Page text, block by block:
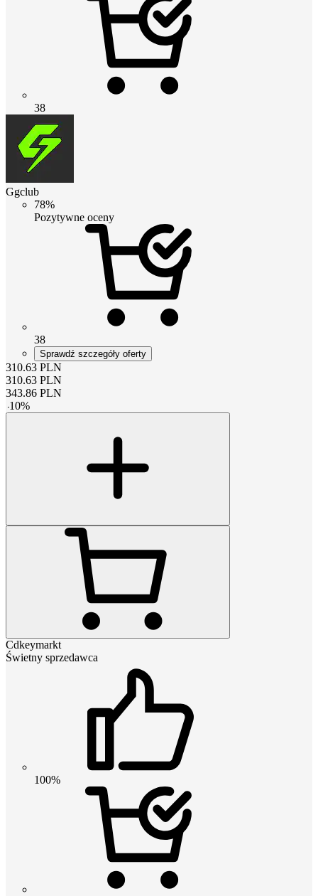
38
Ggclub
78%
Pozytywne oceny
38
Sprawdź szczegóły oferty
310.63 PLN
310.63 PLN
343.86 PLN
-10%
Cdkeymarkt
Świetny sprzedawca
100%